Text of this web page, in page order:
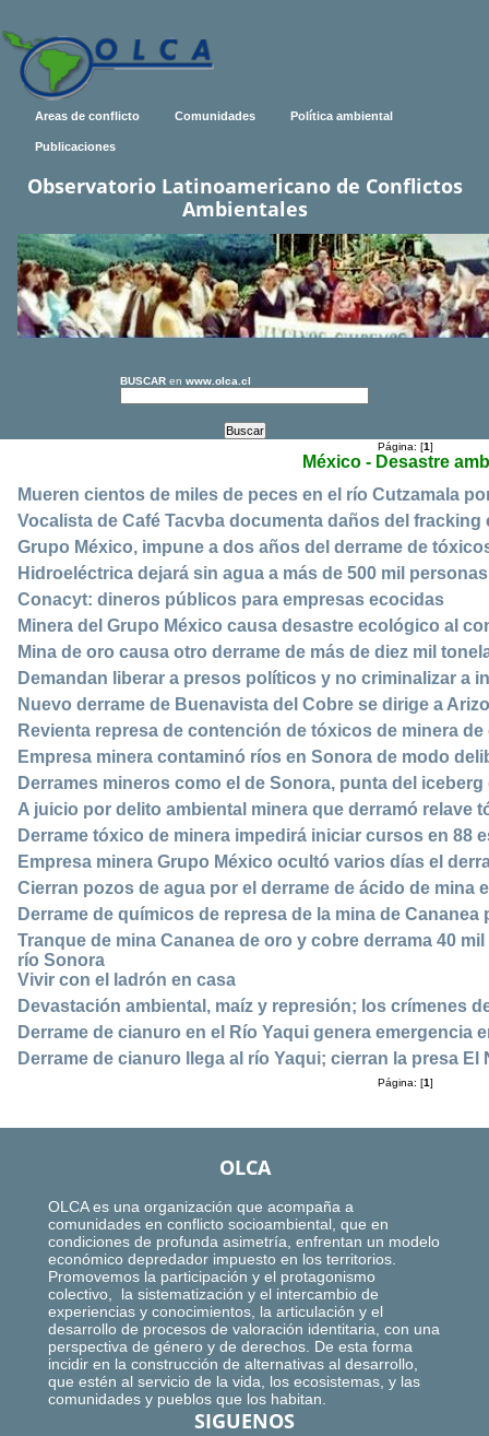
Areas de conflicto Comunidades Política ambiental
Publicaciones
Observatorio Latinoamericano de Conflictos
Ambientales
BUSCAR en www.olca.cl
Página: [1]
México - Desastre
Mueren cientos de miles de peces en el río Cutzamala
Vocalista de Café Tacvba documenta daños del fracking
Grupo México, impune a dos años del derrame de
Hidroeléctrica dejará sin agua a más de 500 mil
Conacyt: dineros públicos para empresas ecocidas
Minera del Grupo México causa desastre ecológico al
Mina de oro causa otro derrame de más de diez mil
Demandan liberar a presos políticos y no criminalizar a
Nuevo derrame de Buenavista del Cobre se dirige a
Revienta represa de contención de tóxicos de minera
Empresa minera contaminó ríos en Sonora de modo
Derrames mineros como el de Sonora, punta del
A juicio por delito ambiental minera que derramó relave
Derrame tóxico de minera impedirá iniciar cursos en 88
Empresa minera Grupo México ocultó varios días el
Cierran pozos de agua por el derrame de ácido de mina
Derrame de químicos de represa de la mina de
Tranque de mina Cananea de oro y cobre derrama 40
río Sonora
Vivir con el ladrón en casa
Devastación ambiental, maíz y represión; los crímenes
Derrame de cianuro en el Río Yaqui genera emergencia
Derrame de cianuro llega al río Yaqui; cierran la presa El
Página: [1]
OLCA
OLCA es una organización que acompaña a
comunidades en conflicto socioambiental, que en
condiciones de profunda asimetría, enfrentan un modelo
económico depredador impuesto en los territorios.
Promovemos la participación y el protagonismo
colectivo, la sistematización y el intercambio de
experiencias y conocimientos, la articulación y el
desarrollo de procesos de valoración identitaria, con una
perspectiva de género y de derechos. De esta forma
incidir en la construcción de alternativas al desarrollo,
que estén al servicio de la vida, los ecosistemas, y las
comunidades y pueblos que los habitan.
SIGUENOS